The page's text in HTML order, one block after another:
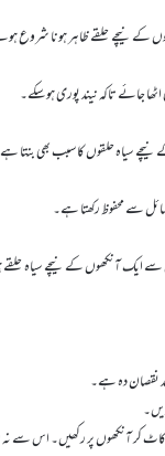
آنکھوں کے نیچے حلقے ظاہر ہونا
جائے تاکہ نیند پوری ہوسکے۔
سیاہ حلقوں کا سبب بھی بنتا
سے ایک آنکھوں کے نیچے سیاہ
نقصان دہ ہے۔
کر آنکھوں پر رکھیں۔ اس سے